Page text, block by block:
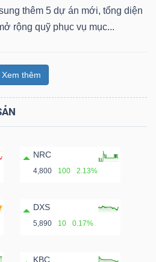
thêm 5 dự án mới, tổng diện
rộng quỹ phục vụ mục...
Xem thêm
NRC
4,800 100 2.13%
DXS
5,890 10 0.17%
KBC